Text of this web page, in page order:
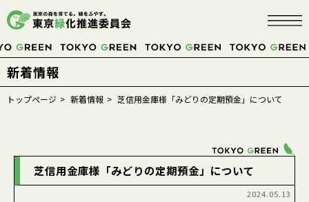
TOKYOにこそ、
新着情報
トップページ 新着情報 芝信用金庫様「みどりの定期預金」について
芝信用金庫様「みどりの定期預金」について
2024.05.13